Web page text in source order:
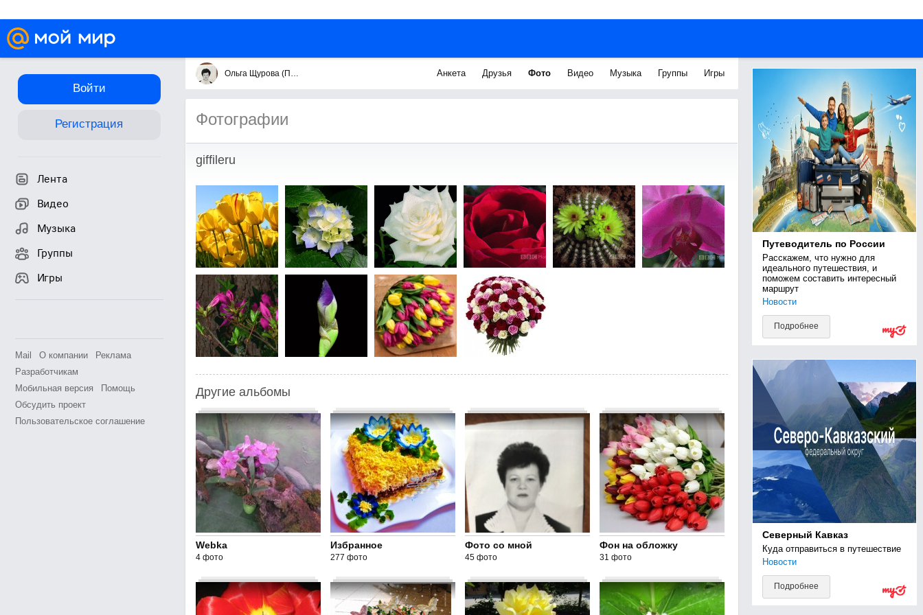
Войти
Регистрация
Лента
Видео
Музыка
Группы
Игры
Mail О компании
Реклама
Разработчикам
Мобильная версия
Помощь
Обсудить проект
Пользовательское соглашение
Ольга Щурова (Пушкарёва) Анкета Друзья Фото Видео Музыка Группы Игры
Фотографии
giffileru
Другие альбомы
Webka
4 фото
Избранное
277 фото
Фото со мной
45 фото
Фон на обложку
31 фото
Путеводитель по России
Расскажем, что нужно для
идеального путешествия, и
поможем составить интересный
маршрут
Новости
Подробнее
Северный Кавказ
Куда отправиться в путешествие
Новости
Подробнее